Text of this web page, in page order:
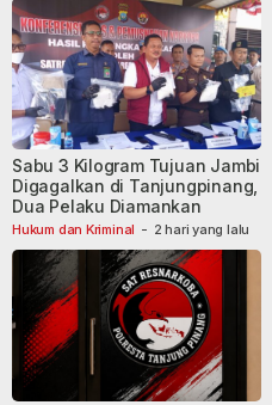
Hukum dan Kriminal - 2 hari yang lalu
Sabu 3 Kilogram Tujuan Jambi
Digagalkan di Tanjungpinang,
Dua Pelaku Diamankan